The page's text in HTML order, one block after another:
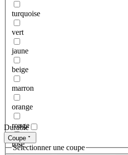
turquoise
vert
jaune
beige
marron
orange
rouge
rose
Durable
Coupe
Sélectionner une coupe